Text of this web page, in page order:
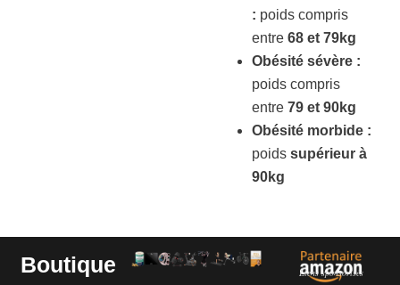
: poids compris
entre 68 et 79kg
Obésité sévère :
poids compris
entre 79 et 90kg
Obésité morbide :
poids supérieur à
90kg
Boutique Liens sponsorisés